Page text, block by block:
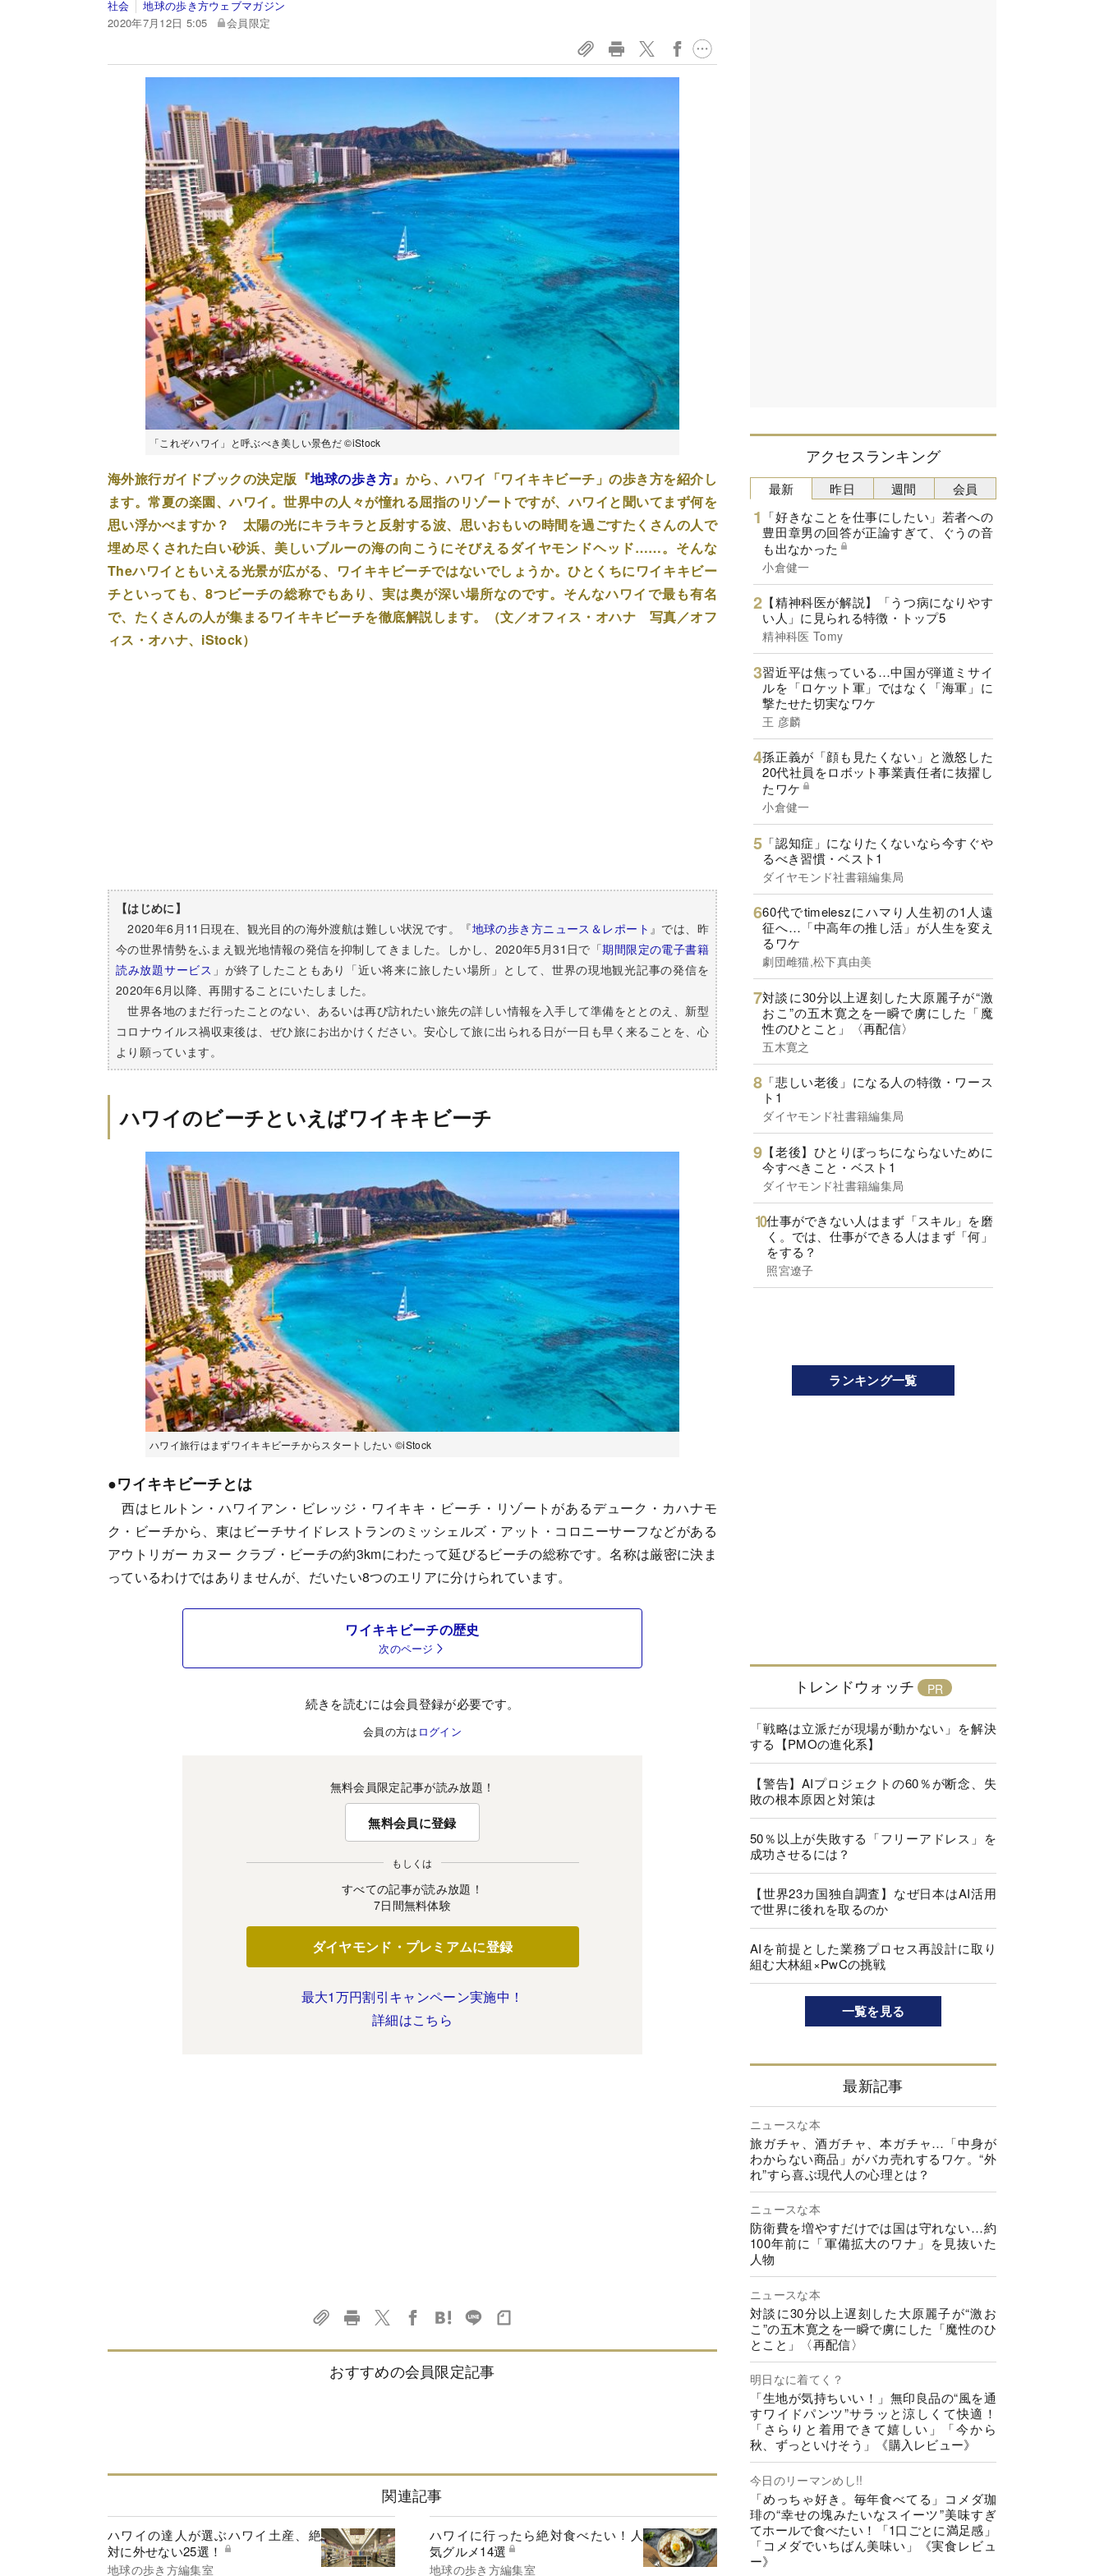
社会
地球の歩き方ウェブマガジン
2020年7月12日 5:05
会員限定
「これぞハワイ」と呼ぶべき美しい景色だ ©iStock
海外旅行ガイドブックの決定版『地球の歩き方』から、ハワイ「ワイキキビーチ」の歩き方を紹介し
ます。常夏の楽園、ハワイ。世界中の人々が憧れる屈指のリゾートですが、ハワイと聞いてまず何を
思い浮かべますか？ 太陽の光にキラキラと反射する波、思いおもいの時間を過ごすたくさんの人で
埋め尽くされた白い砂浜、美しいブルーの海の向こうにそびえるダイヤモンドヘッド……。そんな
Theハワイともいえる光景が広がる、ワイキキビーチではないでしょうか。ひとくちにワイキキビー
チといっても、8つビーチの総称でもあり、実は奥が深い場所なのです。そんなハワイで最も有名
で、たくさんの人が集まるワイキキビーチを徹底解説します。（文／オフィス・オハナ 写真／オフ
ィス・オハナ、iStock）
【はじめに】
2020年6月11日現在、観光目的の海外渡航は難しい状況です。『地球の歩き方ニュース＆レポート 』では、昨
今の世界情勢をふまえ観光地情報の発信を抑制してきました。しかし、2020年5月31日で「期間限定の電子書籍
読み放題サービス 」が終了したこともあり「近い将来に旅したい場所」として、世界の現地観光記事の発信を
2020年6月以降、再開することにいたしました。
世界各地のまだ行ったことのない、あるいは再び訪れたい旅先の詳しい情報を入手して準備をととのえ、新型
コロナウイルス禍収束後は、ぜひ旅にお出かけください。安心して旅に出られる日が一日も早く来ることを、心
より願っています。
ハワイのビーチといえばワイキキビーチ
ハワイ旅行はまずワイキキビーチからスタートしたい ©iStock
●ワイキキビーチとは
西はヒルトン・ハワイアン・ビレッジ・ワイキキ・ビーチ・リゾートがあるデューク・カハナモ
ク・ビーチから、東はビーチサイドレストランのミッシェルズ・アット・コロニーサーフなどがある
アウトリガー カヌー クラブ・ビーチの約3kmにわたって延びるビーチの総称です。名称は厳密に決ま
っているわけではありませんが、だいたい8つのエリアに分けられています。
ワイキキビーチの歴史
次のページ
続きを読むには会員登録が必要です。
会員の方は ログイン
無料会員限定記事が読み放題！
無料会員に登録
もしくは
すべての記事が読み放題！
7日間無料体験
ダイヤモンド・プレミアムに登録
最大1万円割引キャンペーン実施中！
詳細はこちら
おすすめの会員限定記事
関連記事
ハワイの達人が選ぶハワイ土産、絶
対に外せない25選！
地球の歩き方編集室
ハワイに行ったら絶対食べたい！人
気グルメ14選
地球の歩き方編集室
アクセスランキング
最新
「好きなことを仕事にしたい」若者への
豊田章男の回答が正論すぎて、ぐうの音
も出なかった
小倉健一
【精神科医が解説】「うつ病になりやす
い人」に見られる特徴・トップ5
精神科医 Tomy
習近平は焦っている…中国が弾道ミサイ
ルを「ロケット軍」ではなく「海軍」に
撃たせた切実なワケ
王 彦麟
孫正義が「顔も見たくない」と激怒した
20代社員をロボット事業責任者に抜擢し
たワケ
小倉健一
「認知症」になりたくないなら今すぐや
るべき習慣・ベスト1
ダイヤモンド社書籍編集局
60代でtimeleszにハマり人生初の1人遠
征へ…「中高年の推し活」が人生を変え
るワケ
劇団雌猫,松下真由美
対談に30分以上遅刻した大原麗子が“激
おこ”の五木寛之を一瞬で虜にした「魔
性のひとこと」〈再配信〉
五木寛之
「悲しい老後」になる人の特徴・ワース
ト1
ダイヤモンド社書籍編集局
【老後】ひとりぼっちにならないために
今すべきこと・ベスト1
ダイヤモンド社書籍編集局
仕事ができない人はまず「スキル」を磨
く。では、仕事ができる人はまず「何」
をする？
照宮遼子
昨日 週間 会員
ランキング一覧
トレンドウォッチ
「戦略は立派だが現場が動かない」を解決
する【PMOの進化系】
【警告】AIプロジェクトの60％が断念、失
敗の根本原因と対策は
50％以上が失敗する「フリーアドレス」を
成功させるには？
【世界23カ国独自調査】なぜ日本はAI活用
で世界に後れを取るのか
AIを前提とした業務プロセス再設計に取り
組む大林組×PwCの挑戦
一覧を見る
最新記事
ニュースな本
旅ガチャ、酒ガチャ、本ガチャ…「中身が
わからない商品」がバカ売れするワケ。“外
れ”すら喜ぶ現代人の心理とは？
ニュースな本
防衛費を増やすだけでは国は守れない…約
100年前に「軍備拡大のワナ」を見抜いた
人物
ニュースな本
対談に30分以上遅刻した大原麗子が“激お
こ”の五木寛之を一瞬で虜にした「魔性のひ
とこと」〈再配信〉
明日なに着てく？
「生地が気持ちいい！」無印良品の“風を通
すワイドパンツ”サラッと涼しくて快適！
「さらりと着用できて嬉しい」「今から
秋、ずっといけそう」《購入レビュー》
今日のリーマンめし!!
「めっちゃ好き。毎年食べてる」コメダ珈
琲の“幸せの塊みたいなスイーツ”美味すぎ
てホールで食べたい！「1口ごとに満足感」
「コメダでいちばん美味い」《実食レビュ
ー》